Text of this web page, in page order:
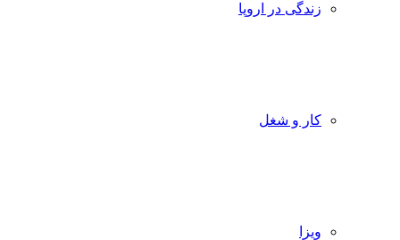
زندگی در اروپا
کار و شغل
ویزا